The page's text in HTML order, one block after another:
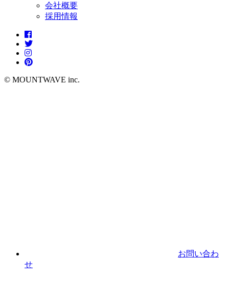
会社概要
採用情報
© MOUNTWAVE inc.
お問い合わ
せ